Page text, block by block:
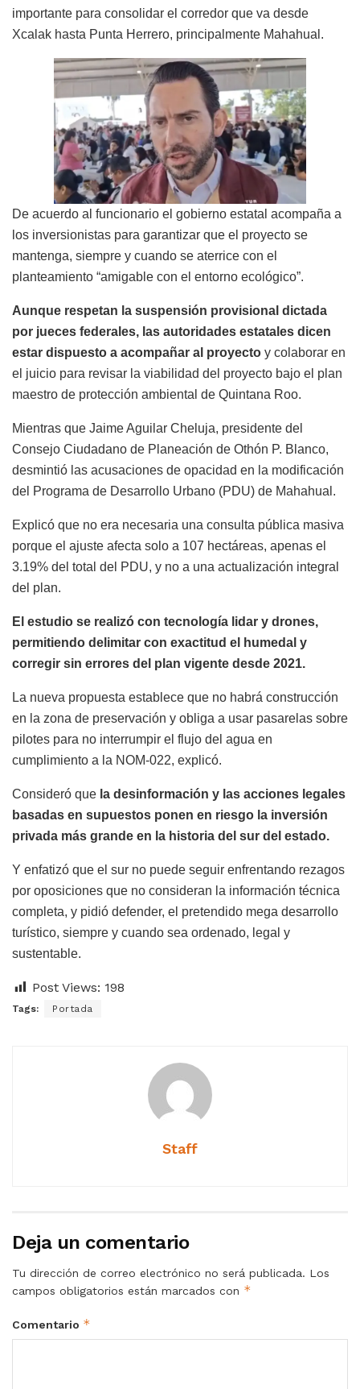
importante para consolidar el corredor que va desde
Xcalak hasta Punta Herrero, principalmente Mahahual.
De acuerdo al funcionario el gobierno estatal acompaña a
los inversionistas para garantizar que el proyecto se
mantenga, siempre y cuando se aterrice con el
planteamiento “amigable con el entorno ecológico”.
Aunque respetan la suspensión provisional dictada
por jueces federales, las autoridades estatales dicen
estar dispuesto a acompañar al proyecto y colaborar en
el juicio para revisar la viabilidad del proyecto bajo el plan
maestro de protección ambiental de Quintana Roo.
Mientras que Jaime Aguilar Cheluja, presidente del
Consejo Ciudadano de Planeación de Othón P. Blanco,
desmintió las acusaciones de opacidad en la modificación
del Programa de Desarrollo Urbano (PDU) de Mahahual.
Explicó que no era necesaria una consulta pública masiva
porque el ajuste afecta solo a 107 hectáreas, apenas el
3.19% del total del PDU, y no a una actualización integral
del plan.
El estudio se realizó con tecnología lidar y drones,
permitiendo delimitar con exactitud el humedal y
corregir sin errores del plan vigente desde 2021.
La nueva propuesta establece que no habrá construcción
en la zona de preservación y obliga a usar pasarelas sobre
pilotes para no interrumpir el flujo del agua en
cumplimiento a la NOM-022, explicó.
Consideró que la desinformación y las acciones legales
basadas en supuestos ponen en riesgo la inversión
privada más grande en la historia del sur del estado.
Y enfatizó que el sur no puede seguir enfrentando rezagos
por oposiciones que no consideran la información técnica
completa, y pidió defender, el pretendido mega desarrollo
turístico, siempre y cuando sea ordenado, legal y
sustentable.
Post Views: 198
Tags: Portada
Staff
Deja un comentario
Tu dirección de correo electrónico no será publicada. Los
campos obligatorios están marcados con *
Comentario *